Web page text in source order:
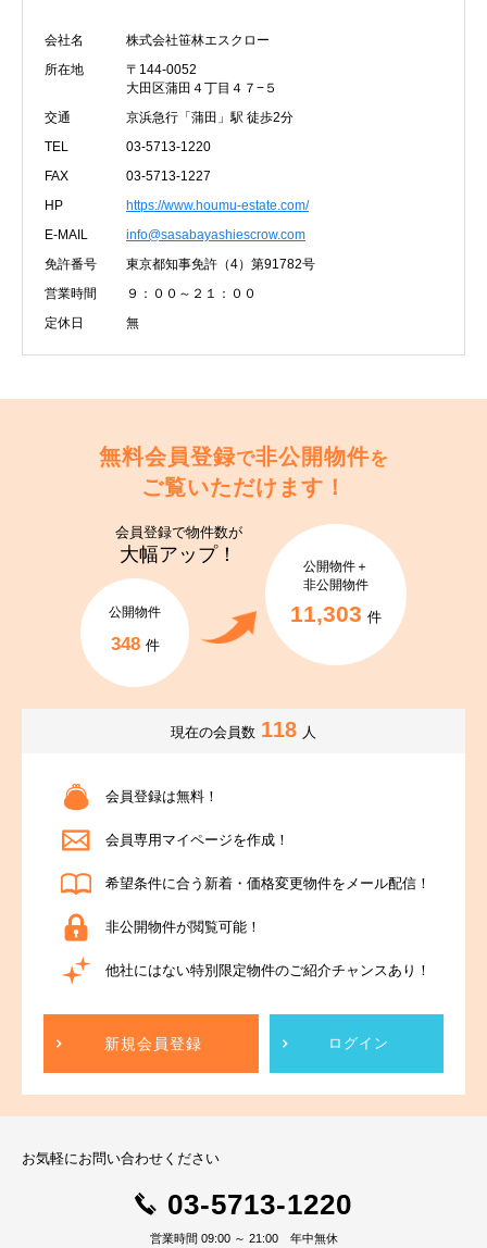
会社名
株式会社笹林エスクロー
所在地
〒144-0052
大田区蒲田４丁目４７−５
交通
京浜急行「蒲田」駅 徒歩2分
TEL
03-5713-1220
FAX
03-5713-1227
HP
https://www.houmu-estate.com/
E-MAIL
info@sasabayashiescrow.com
免許番号
東京都知事免許（4）第91782号
営業時間
９：００～２１：００
定休日
無
無料会員登録で非公開物件を
ご覧いただけます！
会員登録で物件数が
大幅アップ！
公開物件
348 件
公開物件＋
非公開物件
11,303 件
現在の会員数 118 人
会員登録は無料！
会員専用マイページを作成！
希望条件に合う新着・価格変更物件をメール配信！
非公開物件が閲覧可能！
他社にはない特別限定物件のご紹介チャンスあり！
新規会員登録 ログイン
お気軽にお問い合わせください
03-5713-1220
営業時間 09:00 ～ 21:00 年中無休